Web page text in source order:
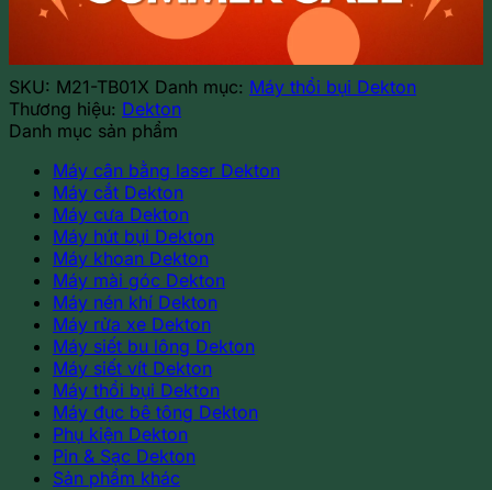
pin
M21-
TB01X
số
lượng
SKU: M21-TB01X Danh mục: Máy thổi bụi Dekton
Thương hiệu: Dekton
Danh mục sản phẩm
Máy cân bằng laser Dekton
Máy cắt Dekton
Máy cưa Dekton
Máy hút bụi Dekton
Máy khoan Dekton
Máy mài góc Dekton
Máy nén khí Dekton
Máy rửa xe Dekton
Máy siết bu lông Dekton
Máy siết vít Dekton
Máy thổi bụi Dekton
Máy đục bê tông Dekton
Phụ kiện Dekton
Pin & Sạc Dekton
Sản phẩm khác